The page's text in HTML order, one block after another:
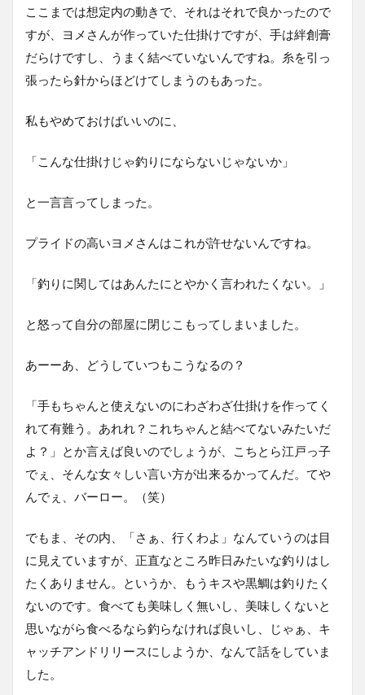
ここまでは想定内の動きで、それはそれで良かったので
すが、ヨメさんが作っていた仕掛けですが、手は絆創膏
だらけですし、うまく結べていないんですね。糸を引っ
張ったら針からほどけてしまうのもあった。
私もやめておけばいいのに、
「こんな仕掛けじゃ釣りにならないじゃないか」
と一言言ってしまった。
プライドの高いヨメさんはこれが許せないんですね。
「釣りに関してはあんたにとやかく言われたくない。」
と怒って自分の部屋に閉じこもってしまいました。
あーーあ、どうしていつもこうなるの？
「手もちゃんと使えないのにわざわざ仕掛けを作ってく
れて有難う。あれれ？これちゃんと結べてないみたいだ
よ？」とか言えば良いのでしょうが、こちとら江戸っ子
でぇ、そんな女々しい言い方が出来るかってんだ。てや
んでぇ、バーロー。（笑）
でもま、その内、「さぁ、行くわよ」なんていうのは目
に見えていますが、正直なところ昨日みたいな釣りはし
たくありません。というか、もうキスや黒鯛は釣りたく
ないのです。食べても美味しく無いし、美味しくないと
思いながら食べるなら釣らなければ良いし、じゃぁ、キ
ャッチアンドリリースにしようか、なんて話をしていま
した。